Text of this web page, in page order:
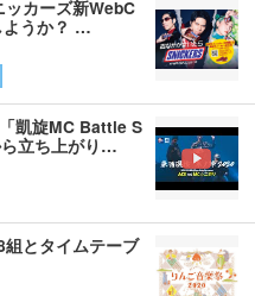
カーズ新WebC
うか？ …
凱旋MC Battle S
立ち上がり…
組とタイムテーブ